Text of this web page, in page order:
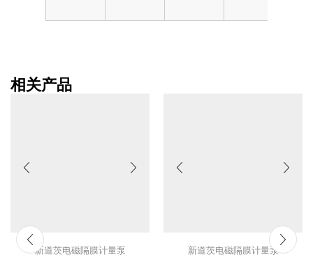
相关产品
新道茨电磁隔膜计量泵 新道茨电磁隔膜计量泵